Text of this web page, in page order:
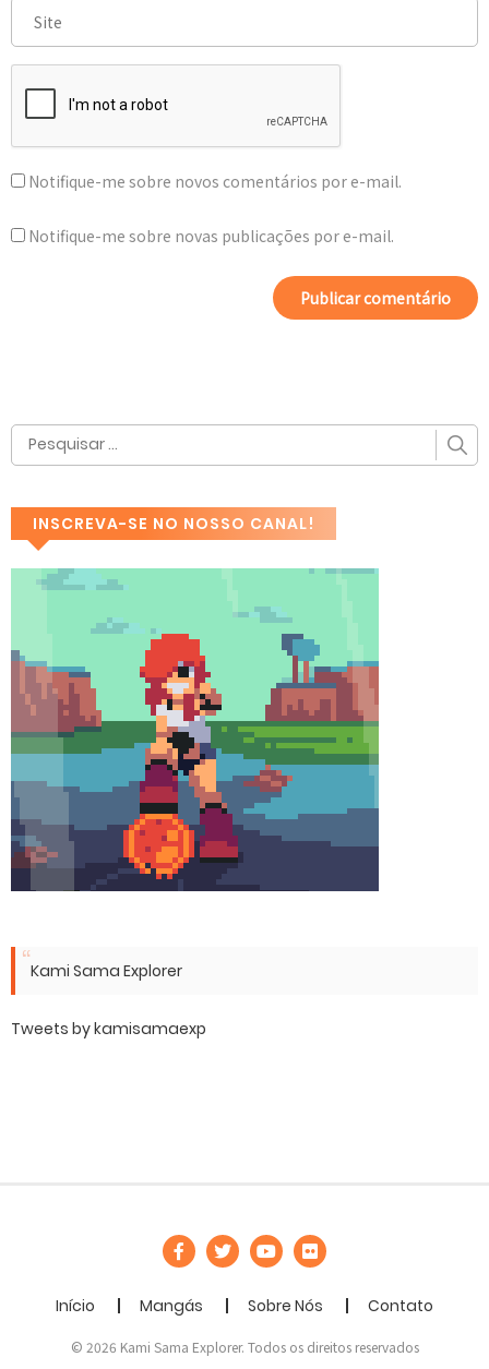
Notifique-me sobre novos comentários por e-mail.
Notifique-me sobre novas publicações por e-mail.
INSCREVA-SE NO NOSSO CANAL!
Kami Sama Explorer
Tweets by kamisamaexp
Início Mangás Sobre Nós Contato
© 2026 Kami Sama Explorer. Todos os direitos reservados